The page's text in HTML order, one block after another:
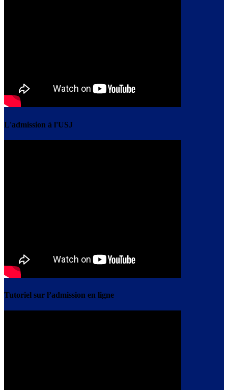
L'admission à l'USJ
Tutoriel sur l’admission en ligne